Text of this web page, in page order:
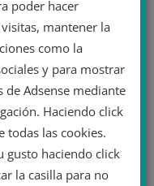
poder hacer
mantener la
como la
y para mostrar
de Adsense mediante
Haciendo click
todas las cookies.
gusto haciendo click
la casilla para no